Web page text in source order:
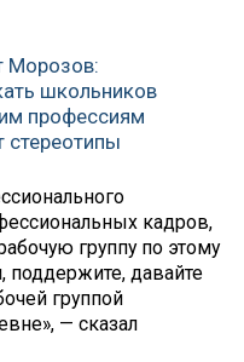
Морозов:
школьников
профессиям
кадров,
группу по этому
поддержите, давайте
группой
— сказал